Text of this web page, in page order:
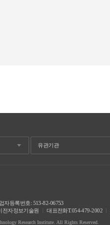
자등록번호: 513-82-06753
전자정보기술원
대표전화T.054-479-2002
Research Institute. All Rights Reserved.